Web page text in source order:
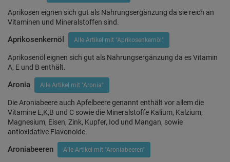
Aprikosen eignen sich gut als Nahrungsergänzung da sie reich an
Vitaminen und Mineralstoffen sind.
Aprikosenkernöl Alle Artikel mit "Aprikosenkernöl"
Aprikosenöl eignen sich gut als Nahrungsergänzung da es Vitamin
A, E und B enthält.
Aronia Alle Artikel mit "Aronia"
Die Aroniabeere auch Apfelbeere genannt enthält vor allem die
Vitamine E,K,B und C sowie die Mineralstoffe Kalium, Kalzium,
Magnesium, Eisen, Zink, Kupfer, Iod und Mangan, sowie
antioxidative Flavonoide.
Aroniabeeren Alle Artikel mit "Aroniabeeren"